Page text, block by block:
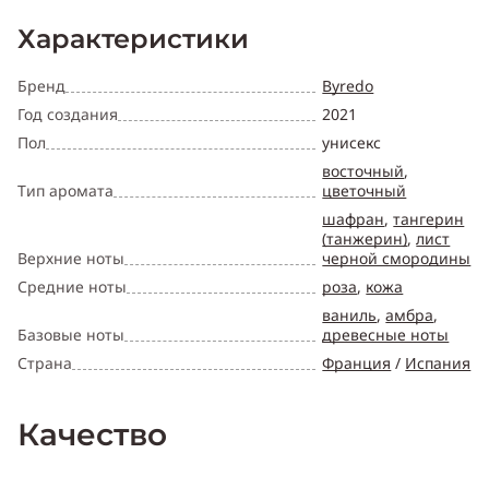
Характеристики
Бренд
Год создания
Пол
Тип аромата
Верхние ноты
Средние ноты
Базовые ноты
Страна
Byredo
2021
унисекс
восточный,
цветочный
шафран,тангерин
(танжерин),лист
черной смородины
роза, кожа
ваниль,амбра,
древесные ноты
Франция / Испания
Качество